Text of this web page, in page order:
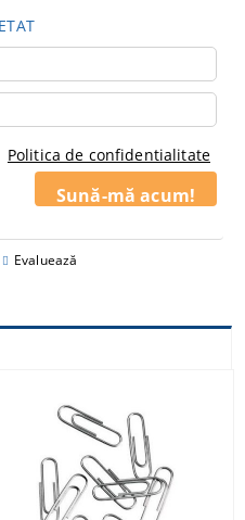
Politica de confidentialitate
Evaluează